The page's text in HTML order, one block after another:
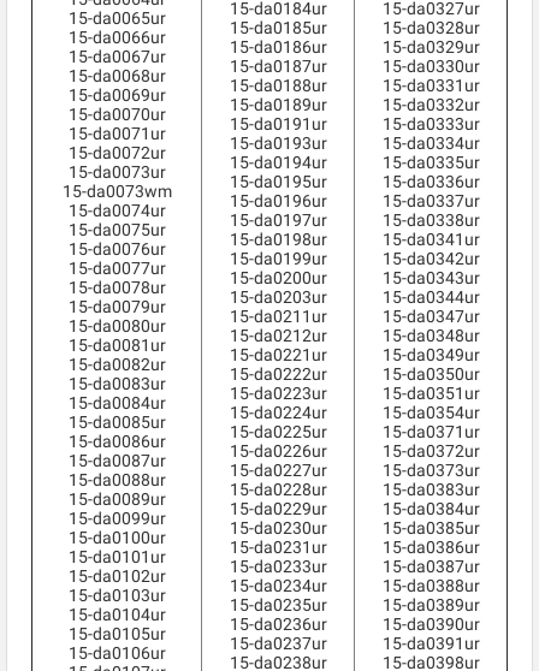
15-da0065ur
15-da0066ur
15-da0067ur
15-da0068ur
15-da0069ur
15-da0070ur
15-da0071ur
15-da0072ur
15-da0073ur
15-da0073wm
15-da0074ur
15-da0075ur
15-da0076ur
15-da0077ur
15-da0078ur
15-da0079ur
15-da0080ur
15-da0081ur
15-da0082ur
15-da0083ur
15-da0084ur
15-da0085ur
15-da0086ur
15-da0087ur
15-da0088ur
15-da0089ur
15-da0099ur
15-da0100ur
15-da0101ur
15-da0102ur
15-da0103ur
15-da0104ur
15-da0105ur
15-da0106ur
15-da0184ur
15-da0185ur
15-da0186ur
15-da0187ur
15-da0188ur
15-da0189ur
15-da0191ur
15-da0193ur
15-da0194ur
15-da0195ur
15-da0196ur
15-da0197ur
15-da0198ur
15-da0199ur
15-da0200ur
15-da0203ur
15-da0211ur
15-da0212ur
15-da0221ur
15-da0222ur
15-da0223ur
15-da0224ur
15-da0225ur
15-da0226ur
15-da0227ur
15-da0228ur
15-da0229ur
15-da0230ur
15-da0231ur
15-da0233ur
15-da0234ur
15-da0235ur
15-da0236ur
15-da0237ur
15-da0238ur
15-da0327ur
15-da0328ur
15-da0329ur
15-da0330ur
15-da0331ur
15-da0332ur
15-da0333ur
15-da0334ur
15-da0335ur
15-da0336ur
15-da0337ur
15-da0338ur
15-da0341ur
15-da0342ur
15-da0343ur
15-da0344ur
15-da0347ur
15-da0348ur
15-da0349ur
15-da0350ur
15-da0351ur
15-da0354ur
15-da0371ur
15-da0372ur
15-da0373ur
15-da0383ur
15-da0384ur
15-da0385ur
15-da0386ur
15-da0387ur
15-da0388ur
15-da0389ur
15-da0390ur
15-da0391ur
15-da0398ur